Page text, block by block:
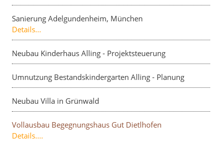
Sanierung Adelgundenheim, München
Details...
Neubau Kinderhaus Alling - Projektsteuerung
Umnutzung Bestandskindergarten Alling - Planung
Neubau Villa in Grünwald
Vollausbau Begegnungshaus Gut Dietlhofen
Details....